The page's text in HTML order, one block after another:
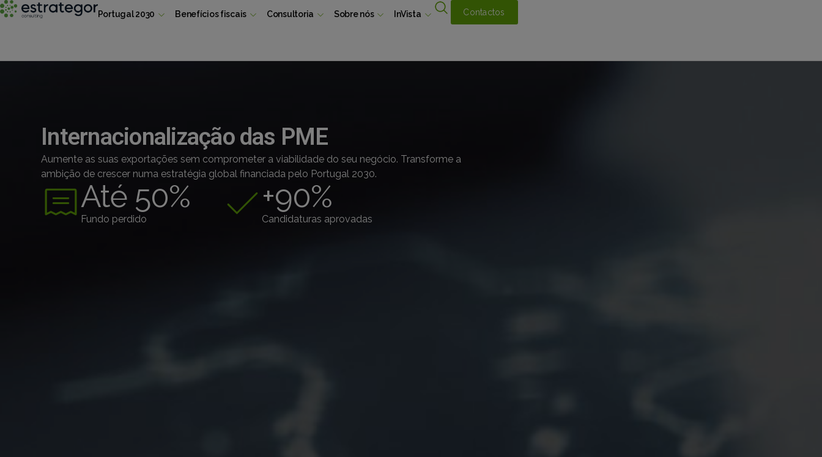
Portugal 2030 Benefícios fiscais Consultoria Sobre nós InVista Contactos
Internacionalização das PME
Aumente as suas exportações sem comprometer a viabilidade do seu negócio. Transforme a
ambição de crescer numa estratégia global financiada pelo Portugal 2030.
Fundo perdido
Até 50%
Candidaturas aprovadas
+90%